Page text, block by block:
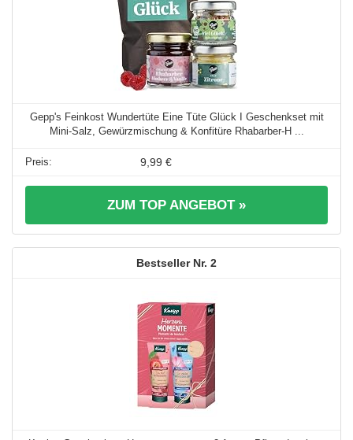
Gepp's Feinkost Wundertüte Eine Tüte Glück I Geschenkset mit
Mini-Salz, Gewürzmischung & Konfitüre Rhabarber-H ...
9,99 €
ZUM TOP ANGEBOT »
2